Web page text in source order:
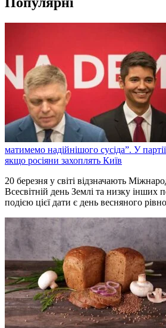
матимемо надійнішого сусіда”. У
якщо росіяни захоплять Київ
20 березня у світі відзначають
Всесвітній день Землі та низку
подією цієї дати є день весняного